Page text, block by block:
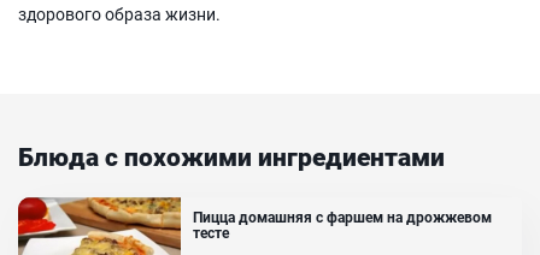
здорового образа жизни.
Блюда с похожими ингредиентами
Пицца домашняя с фаршем на дрожжевом
тесте